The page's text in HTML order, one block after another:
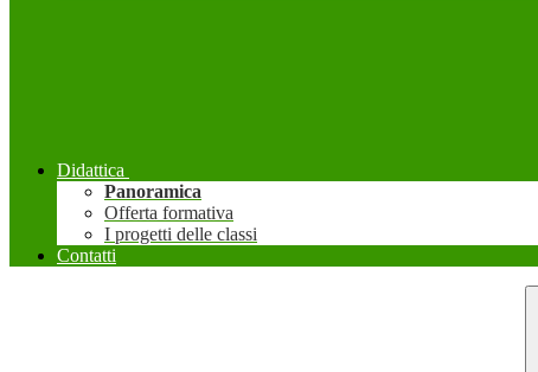
Didattica
Panoramica
Offerta formativa
I progetti delle classi
Contatti